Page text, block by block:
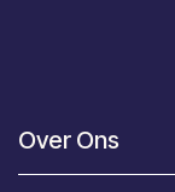
Over Ons